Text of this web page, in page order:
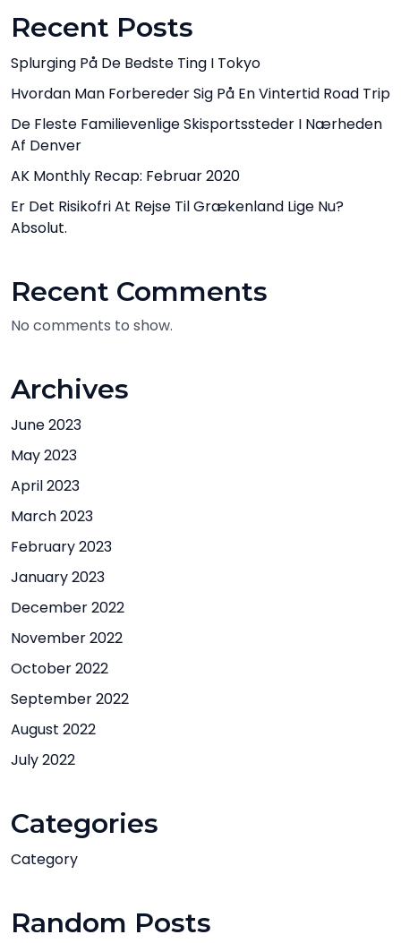
Recent Posts
Splurging På De Bedste Ting I Tokyo
Hvordan Man Forbereder Sig På En Vintertid Road Trip
De Fleste Familievenlige Skisportssteder I Nærheden
Af Denver
AK Monthly Recap: Februar 2020
Er Det Risikofri At Rejse Til Grækenland Lige Nu?
Absolut.
Recent Comments
No comments to show.
Archives
June 2023
May 2023
April 2023
March 2023
February 2023
January 2023
December 2022
November 2022
October 2022
September 2022
August 2022
July 2022
Categories
Category
Random Posts